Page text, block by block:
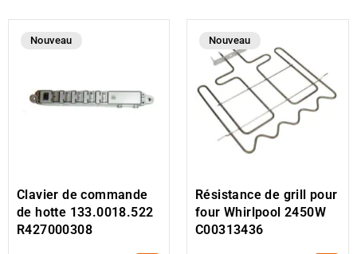
Nouveau
Clavier de commande
de hotte 133.0018.522
R427000308
Nouveau
Résistance de grill pour
four Whirlpool 2450W
C00313436